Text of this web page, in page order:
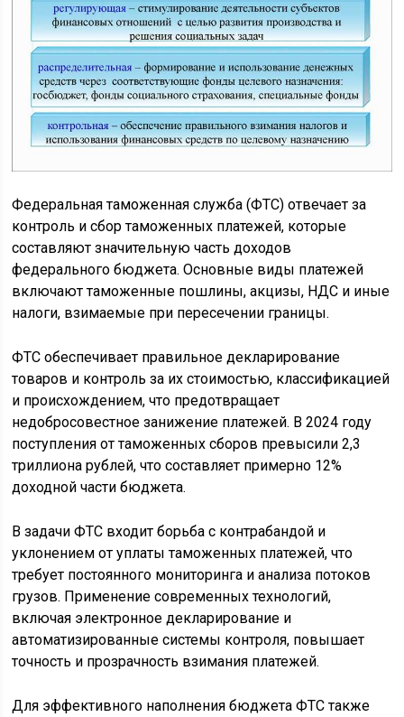
Федеральная таможенная служба (ФТС) отвечает за
контроль и сбор таможенных платежей, которые
составляют значительную часть доходов
федерального бюджета. Основные виды платежей
включают таможенные пошлины, акцизы, НДС и иные
налоги, взимаемые при пересечении границы.
ФТС обеспечивает правильное декларирование
товаров и контроль за их стоимостью, классификацией
и происхождением, что предотвращает
недобросовестное занижение платежей. В 2024 году
поступления от таможенных сборов превысили 2,3
триллиона рублей, что составляет примерно 12%
доходной части бюджета.
В задачи ФТС входит борьба с контрабандой и
уклонением от уплаты таможенных платежей, что
требует постоянного мониторинга и анализа потоков
грузов. Применение современных технологий,
включая электронное декларирование и
автоматизированные системы контроля, повышает
точность и прозрачность взимания платежей.
Для эффективного наполнения бюджета ФТС также